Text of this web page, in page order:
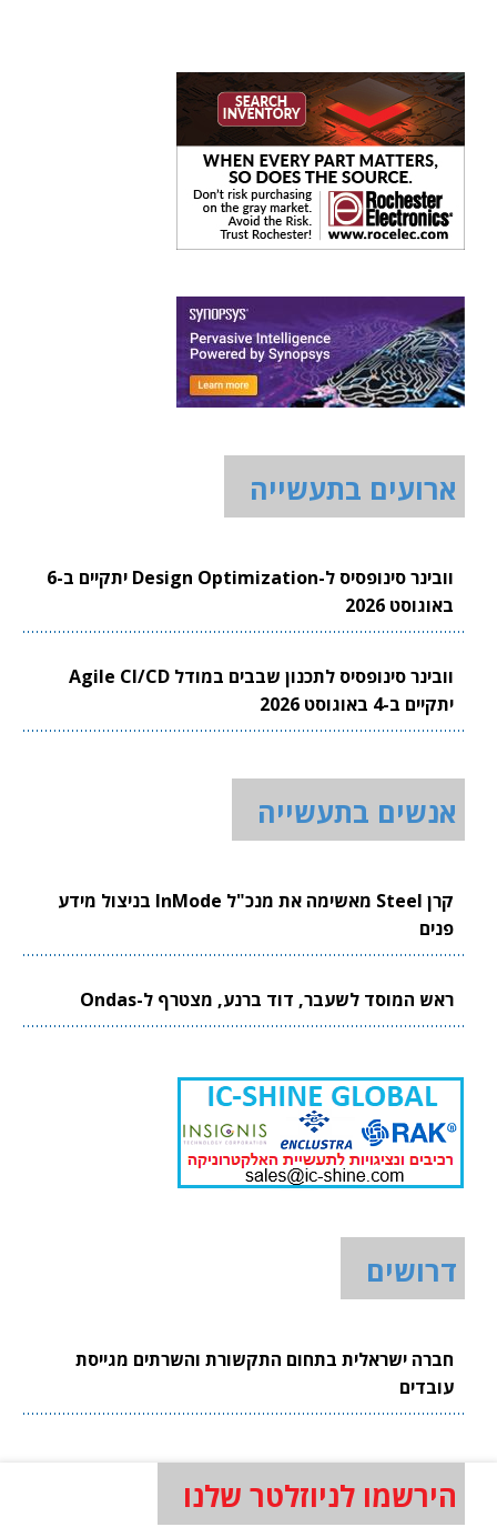
ארועים בתעשייה
וובינר סינופסיס ל-Design Optimization יתקיים ב-6
באוגוסט 2026
וובינר סינופסיס לתכנון שבבים במודל Agile CI/CD
יתקיים ב-4 באוגוסט 2026
אנשים בתעשייה
קרן Steel מאשימה את מנכ"ל InMode בניצול מידע
פנים
ראש המוסד לשעבר, דוד ברנע, מצטרף ל-Ondas
דרושים
חברה ישראלית בתחום התקשורת והשרתים מגייסת
עובדים
הירשמו לניוזלטר שלנו